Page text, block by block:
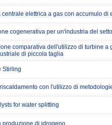
elettrica a gas con accumulo di
cogenerativa per un'industria del
comparativa dell'utilizzo di turbine a
di piccola taglia
Stirling
con l'utilizzo di
for water splitting
produzione di idrogeno